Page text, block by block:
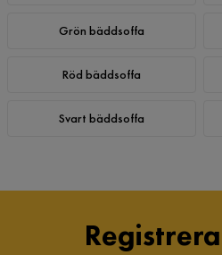
Grön bäddsoffa
Röd bäddsoffa
Svart bäddsoffa